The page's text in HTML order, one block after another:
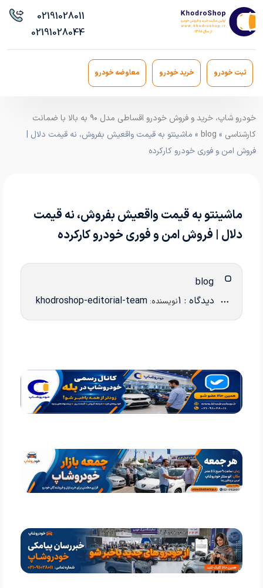
02191028011
02191028044
ثبت خودرو خرید خودرو معاوضه خودرو
خودرو شاپ، خرید و فروش خودرو اقساطی مدل ۹۰ به بالا با ضمانت
کارشناسی »
blog » ماشینتو به قیمت واقعیش بفروش، نه قیمت دلال |
فروش امن و فوری خودرو کارکرده
ماشینتو به قیمت واقعیش بفروش، نه قیمت
دلال | فروش امن و فوری خودرو کارکرده
دیدگاه : 1 نویسنده: khodroshop-editorial-team